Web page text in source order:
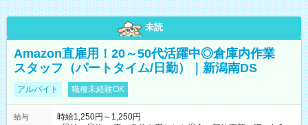
未読
Amazon直雇用！20～50代活躍中◎倉庫内作業
スタッフ（パートタイム/日勤）｜新潟南DS
アルバイト 職種未経験OK
給与
時給1,250円～1,250円